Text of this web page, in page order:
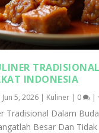
INDONESIA
Jun 5, 2026 | Kuliner | 0 |
Tradisional Dalam
Besar Dan Tidak